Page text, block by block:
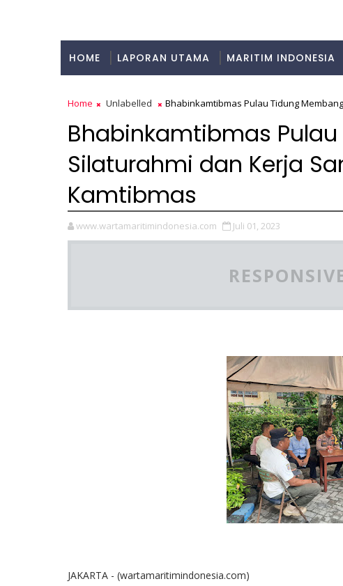
HOME LAPORAN UTAMA MARITIM INDONESIA
Home Unlabelled Bhabinkamtibmas Pulau Tidung
Bhabinkamtibmas
Silaturahmi dan Kerja
Kamtibmas
www.wartamaritimindonesia.com Juli 01, 2023
JAKARTA - (wartamaritimindonesia.com)